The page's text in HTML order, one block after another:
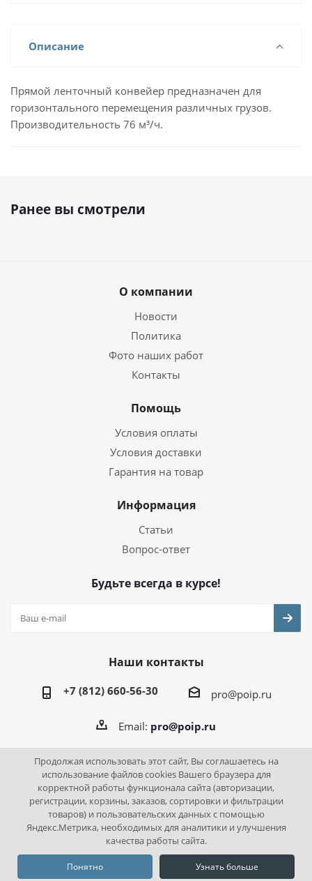
Описание
Прямой ленточный конвейер предназначен для
горизонтального перемещения различных грузов.
Производительность 76 м³/ч.
Ранее вы смотрели
О компании
Новости
Политика
Фото наших работ
Контакты
Помощь
Условия оплаты
Условия доставки
Гарантия на товар
Информация
Статьи
Вопрос-ответ
Будьте всегда в курсе!
Наши контакты
+7 (812) 660-56-30 pro@poip.ru
Email: pro@poip.ru
2026 © ПО "Инновационная промышленность"
Продолжая использовать этот сайт, Вы соглашаетесь на
использование файлов cookies Вашего браузера для
корректной работы функционала сайта (авторизации,
регистрации, корзины, заказов, сортировки и фильтрации
товаров) и пользовательских данных с помощью
Яндекс.Метрика, необходимых для аналитики и улучшения
качества работы сайта.
Понятно Узнать больше